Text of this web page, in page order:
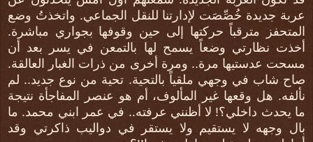
عربة جديدة خُصِّصَت لإدارتنا للنقل الجماعي. واتخذتُ وضع
المتحفز مترقباً حركتها إلى حين وقوفها بجواري مباشرة.
أخذت نظارتي وضعاً يسمح لها بالتمعن في يسر بعد أن
مسحت عدستيها مرة.. ومرة أخرى من ذرات الغبار العالقة.
صاح شاب في وجهي ملقياً بالتحية. تحية من نوع جديد.. لم
نألفه. هل وقعها غير المألوف، أم هو عنصر المفاجأة نتيجة
ما يحدث داخلي؟! لا أظنني عرفته.. في عمر ابني محمد. ما
بال وجهه لا يستقيم ولا يستقر في دواليب ذاكرتي وقد